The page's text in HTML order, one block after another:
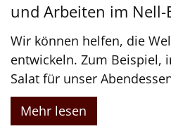
und Arbeiten im Nell-
Wir können helfen, die
entwickeln. Zum Beispiel,
Salat für unser
Mehr lesen